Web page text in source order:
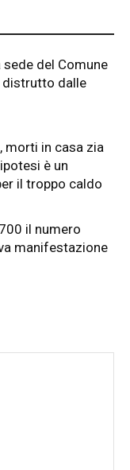
del Comune
distrutto dalle
morti in casa zia
è un
il troppo caldo
il numero
manifestazione